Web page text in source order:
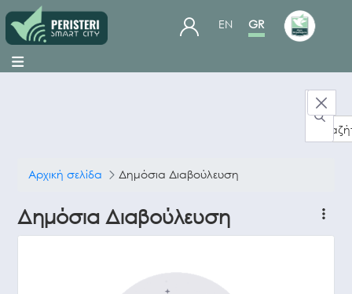
EN GR
Αρχική σελίδα Δημόσια Διαβούλευση
Δημόσια Διαβούλευση